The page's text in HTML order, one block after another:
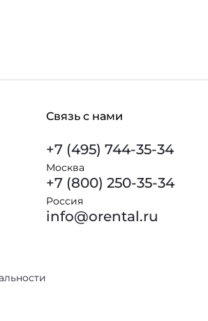
Связь с нами
+7 (495) 744-35-34
Москва
+7 (800) 250-35-34
Россия
info@orental.ru